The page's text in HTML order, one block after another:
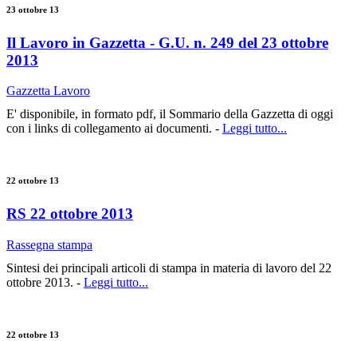
23 ottobre 13
Il Lavoro in Gazzetta - G.U. n. 249 del 23 ottobre
2013
Gazzetta Lavoro
E' disponibile, in formato pdf, il Sommario della Gazzetta di oggi
con i links di collegamento ai documenti. - Leggi tutto...
22 ottobre 13
RS 22 ottobre 2013
Rassegna stampa
Sintesi dei principali articoli di stampa in materia di lavoro del 22
ottobre 2013. - Leggi tutto...
22 ottobre 13